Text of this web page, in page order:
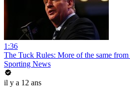
1:36
The Tuck Rules: More of the same
Sporting News
il y a 12 ans